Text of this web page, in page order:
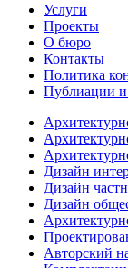
Услуги
Проекты
О бюро
Контакты
Политика
Публиации
Дизайн
Дизайн
Дизайн
Авторский